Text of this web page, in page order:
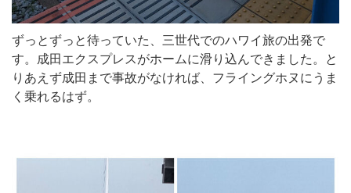
ずっとずっと待っていた、三世代でのハワイ旅の出発で
す。成田エクスプレスがホームに滑り込んできました。と
りあえず成田まで事故がなければ、フライングホヌにうま
く乗れるはず。